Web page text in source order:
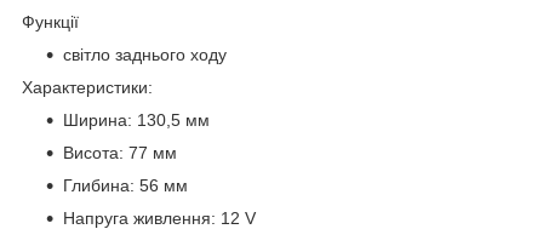
Функції
світло заднього ходу
Характеристики:
Ширина: 130,5 мм
Висота: 77 мм
Глибина: 56 мм
Напруга живлення: 12 V